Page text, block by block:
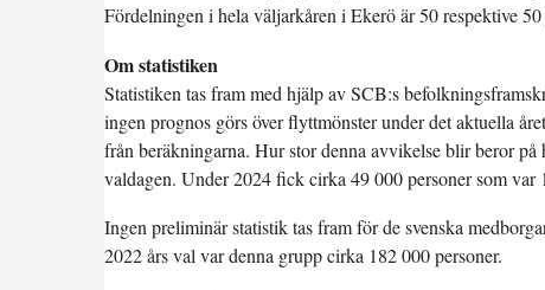
Fördelningen i hela väljarkåren i Ekerö är 50 respektive
Om statistiken
Statistiken tas fram med hjälp av SCB:s
ingen prognos görs över flyttmönster under det aktuella
från beräkningarna. Hur stor denna avvikelse blir beror
valdagen. Under 2024 fick cirka 49 000 personer som var
Ingen preliminär statistik tas fram för de svenska
2022 års val var denna grupp cirka 182 000 personer.